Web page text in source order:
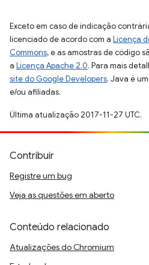
Exceto em caso de indicação
licenciado de acordo com a Licença
Commons, e as amostras de código
a Licença Apache 2.0. Para mais
site do Google Developers. Java é
e/ou afiliadas.
Última atualização 2017-11-27 UTC.
Contribuir
Registre um bug
Veja as questões em aberto
Conteúdo relacionado
Atualizações do Chromium